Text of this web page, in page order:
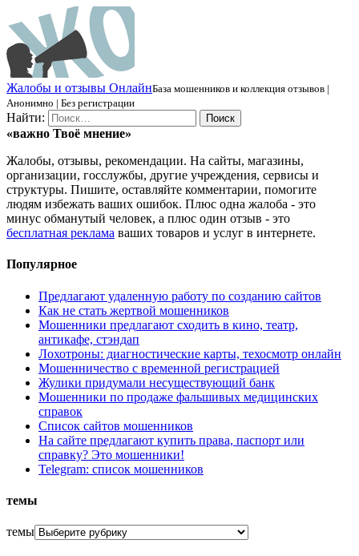
Жалобы и отзывы ОнлайнБаза мошенников и коллекция отзывов |
Анонимно | Без регистрации
Найти:
«важно Твоё мнение»
Жалобы, отзывы, рекомендации. На сайты, магазины,
организации, госслужбы, другие учреждения, сервисы и
структуры. Пишите, оставляйте комментарии, помогите
людям избежать ваших ошибок. Плюс одна жалоба - это
минус обманутый человек, а плюс один отзыв - это
бесплатная реклама ваших товаров и услуг в интернете.
Популярное
Предлагают удаленную работу по созданию сайтов
Как не стать жертвой мошенников
Мошенники предлагают сходить в кино, театр,
антикафе, стэндап
Лохотроны: диагностические карты, техосмотр онлайн
Мошенничество с временной регистрацией
Жулики придумали несуществующий банк
Мошенники по продаже фальшивых медицинских
справок
Список сайтов мошенников
На сайте предлагают купить права, паспорт или
справку? Это мошенники!
Telegram: список мошенников
темы
темы